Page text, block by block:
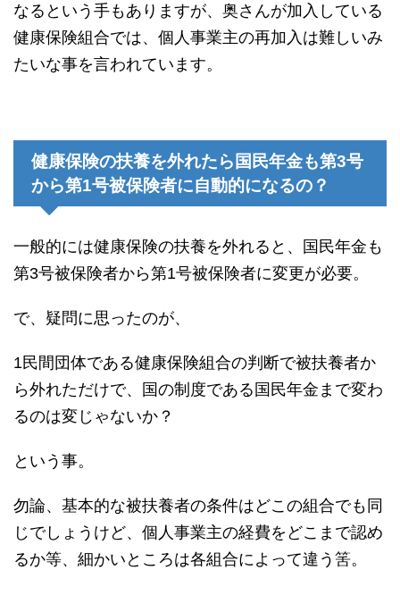
なるという手もありますが、奥さんが加入している
健康保険組合では、個人事業主の再加入は難しいみ
たいな事を言われています。
健康保険の扶養を外れたら国民年金も第3号
から第1号被保険者に自動的になるの？
一般的には健康保険の扶養を外れると、国民年金も
第3号被保険者から第1号被保険者に変更が必要。
で、疑問に思ったのが、
1民間団体である健康保険組合の判断で被扶養者か
ら外れただけで、国の制度である国民年金まで変わ
るのは変じゃないか？
という事。
勿論、基本的な被扶養者の条件はどこの組合でも同
じでしょうけど、個人事業主の経費をどこまで認め
るか等、細かいところは各組合によって違う筈。